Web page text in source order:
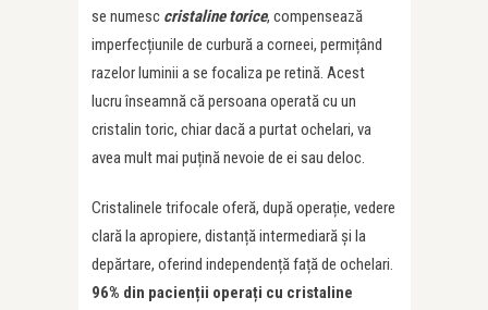
se numesc cristaline torice, compensează
imperfecțiunile de curbură a corneei, permițând
razelor luminii a se focaliza pe retină. Acest
lucru înseamnă că persoana operată cu un
cristalin toric, chiar dacă a purtat ochelari, va
avea mult mai puțină nevoie de ei sau deloc.
Cristalinele trifocale oferă, după operație, vedere
clară la apropiere, distanță intermediară și la
depărtare, oferind independență față de ochelari.
96% din pacienții operați cu cristaline